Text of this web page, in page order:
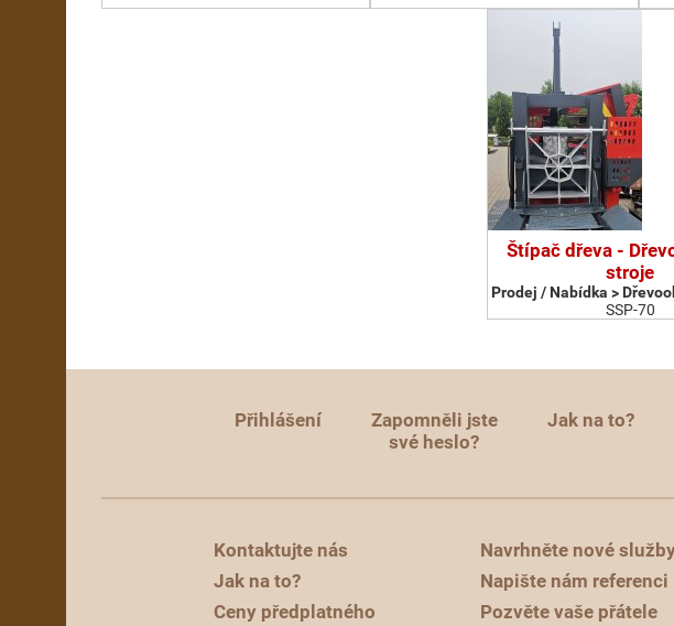
Štípač dřeva -
stroje
Prodej / Nabídka >
SSP-70
Přihlášení
Zapomněli jste
své heslo?
Jak na to?
Kontaktujte nás
Jak na to?
Ceny předplatného
Navrhněte nové
Napište nám referenci
Pozvěte vaše přátele